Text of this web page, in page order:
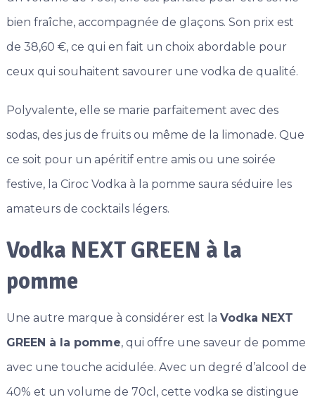
bien fraîche, accompagnée de glaçons. Son prix est
de 38,60 €, ce qui en fait un choix abordable pour
ceux qui souhaitent savourer une vodka de qualité.
Polyvalente, elle se marie parfaitement avec des
sodas, des jus de fruits ou même de la limonade. Que
ce soit pour un apéritif entre amis ou une soirée
festive, la Ciroc Vodka à la pomme saura séduire les
amateurs de cocktails légers.
Vodka NEXT GREEN à la
pomme
Une autre marque à considérer est la Vodka NEXT
GREEN à la pomme, qui offre une saveur de pomme
avec une touche acidulée. Avec un degré d’alcool de
40% et un volume de 70cl, cette vodka se distingue